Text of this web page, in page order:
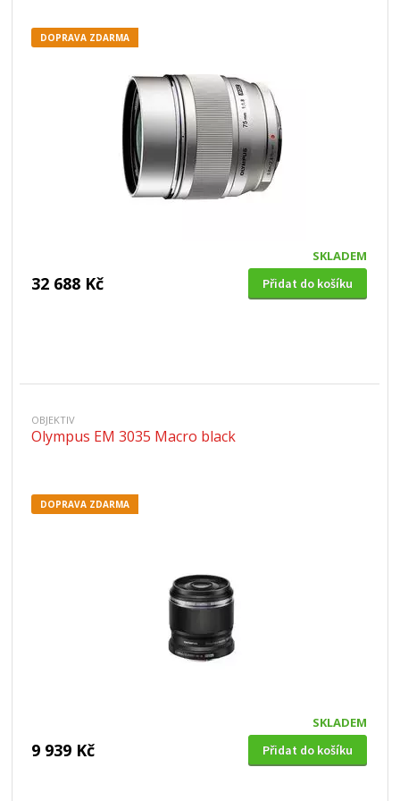
DOPRAVA ZDARMA
SKLADEM
32 688 Kč Přidat do košíku
OBJEKTIV
Olympus EM 3035 Macro black
DOPRAVA ZDARMA
SKLADEM
9 939 Kč Přidat do košíku